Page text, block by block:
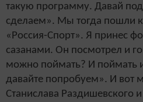
такую программу. Давай
сделаем». Мы тогда пошли
«Россия-Спорт». Я принес
сазанами. Он посмотрел и
можно поймать? И поймать
давайте попробуем». И вот
Станислава Раздишевского